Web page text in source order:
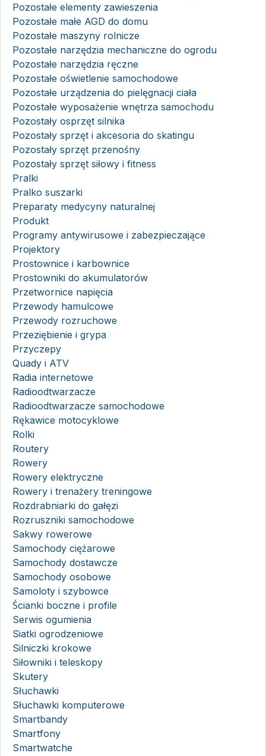
Pozostałe elementy zawieszenia
Pozostałe małe AGD do domu
Pozostałe maszyny rolnicze
Pozostałe narzędzia mechaniczne do ogrodu
Pozostałe narzędzia ręczne
Pozostałe oświetlenie samochodowe
Pozostałe urządzenia do pielęgnacji ciała
Pozostałe wyposażenie wnętrza samochodu
Pozostały osprzęt silnika
Pozostały sprzęt i akcesoria do skatingu
Pozostały sprzęt przenośny
Pozostały sprzęt siłowy i fitness
Pralki
Pralko suszarki
Preparaty medycyny naturalnej
Produkt
Programy antywirusowe i zabezpieczające
Projektory
Prostownice i karbownice
Prostowniki do akumulatorów
Przetwornice napięcia
Przewody hamulcowe
Przewody rozruchowe
Przeziębienie i grypa
Przyczepy
Quady i ATV
Radia internetowe
Radioodtwarzacze
Radioodtwarzacze samochodowe
Rękawice motocyklowe
Rolki
Routery
Rowery
Rowery elektryczne
Rowery i trenażery treningowe
Rozdrabniarki do gałęzi
Rozruszniki samochodowe
Sakwy rowerowe
Samochody ciężarowe
Samochody dostawcze
Samochody osobowe
Samoloty i szybowce
Ścianki boczne i profile
Serwis ogumienia
Siatki ogrodzeniowe
Silniczki krokowe
Siłowniki i teleskopy
Skutery
Słuchawki
Słuchawki komputerowe
Smartbandy
Smartfony
Smartwatche